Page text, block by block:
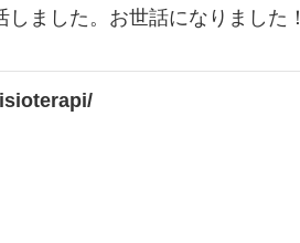
ました。お世話になりました！